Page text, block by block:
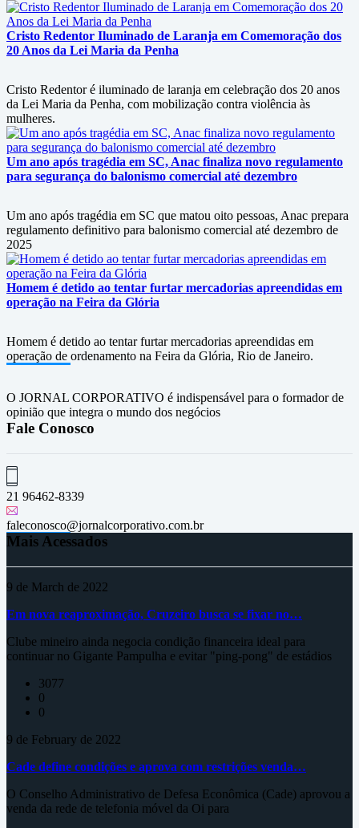
Cristo Redentor Iluminado de Laranja em Comemoração dos
20 Anos da Lei Maria da Penha
Cristo Redentor é iluminado de laranja em celebração dos 20 anos
da Lei Maria da Penha, com mobilização contra violência às
mulheres.
Um ano após tragédia em SC, Anac finaliza novo regulamento
para segurança do balonismo comercial até dezembro
Um ano após tragédia em SC que matou oito pessoas, Anac prepara
regulamento definitivo para balonismo comercial até dezembro de
2025
Homem é detido ao tentar furtar mercadorias apreendidas em
operação na Feira da Glória
Homem é detido ao tentar furtar mercadorias apreendidas em
operação de ordenamento na Feira da Glória, Rio de Janeiro.
O JORNAL CORPORATIVO é indispensável para o formador de
opinião que integra o mundo dos negócios
Fale Conosco
21 96462-8339
faleconosco@jornalcorporativo.com.br
Mais Acessados
9 de March de 2022
Em nova reaproximação, Cruzeiro busca se fixar no…
Clube mineiro ainda negocia condição financeira ideal para
continuar no Gigante Pampulha e evitar "ping-pong" de estádios
3077
0
0
9 de February de 2022
Cade define condições e aprova com restrições venda…
O Conselho Administrativo de Defesa Econômica (Cade) aprovou a
venda da rede de telefonia móvel da Oi para